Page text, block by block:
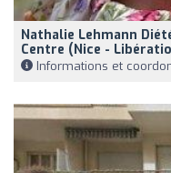
Nathalie Lehmann
Centre (Nice -
Informations et